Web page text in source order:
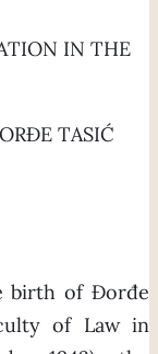
IN THE
TASIĆ
birth of Đorđe
of Law in